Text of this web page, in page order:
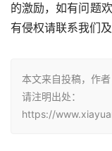
的激励，如有问题
有侵权请联系我们
本文来自投稿，作
请注明出处：
https://